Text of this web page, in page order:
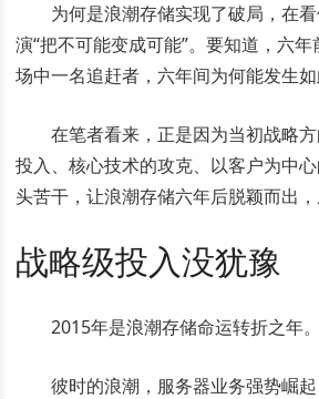
为何是浪潮存储实现了破局，在
演“把不可能变成可能”。要知道，六
场中一名追赶者，六年间为何能发生
在笔者看来，正是因为当初战略
投入、核心技术的攻克、以客户为中
头苦干，让浪潮存储六年后脱颖而出，
战略级投入没犹豫
2015年是浪潮存储命运转折之年。
彼时的浪潮，服务器业务强势崛